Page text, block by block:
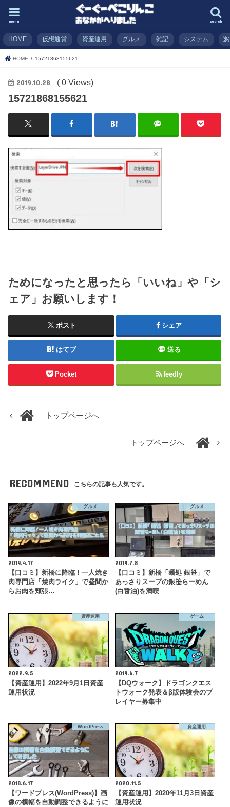
search
menu
HOME 仮想通貨 資産運用 グルメ 雑記 システム
HOME 15721868155621
2019.10.28 ( 0 Views)
15721868155621
ためになったと思ったら「いいね」や「シ
ェア」お願いします！
ポスト シェア
はてブ 送る
Pocket feedly
トップページへ
トップページへ
RECOMMEND こちらの記事も人気です。
グルメ
2019.4.17
【口コミ】新橋に降臨！一人焼き
肉専門店「焼肉ライク」で昼間か
らお肉を頬張…
グルメ
2019.7.8
【口コミ】新橋「麺処 銀笹」で
あっさりスープの銀笹らーめん
(白醤油)を満喫
資産運用
2022.9.5
【資産運用】2022年9月1日資産
運用状況
ゲーム
2019.6.7
【DQウォーク】ドラゴンクエス
トウォーク発表＆β版体験会のプ
レイヤー募集中
WordPress
2018.6.17
【ワードプレス(WordPress)】画
像の横幅を自動調整できるように
資産運用
2020.11.5
【資産運用】2020年11月3日資産
運用状況